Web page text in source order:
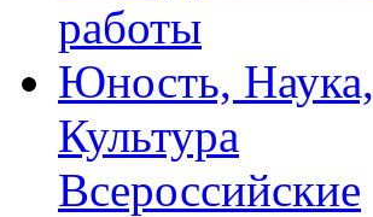
работы
Юность, Наука,
Культура
Всероссийские